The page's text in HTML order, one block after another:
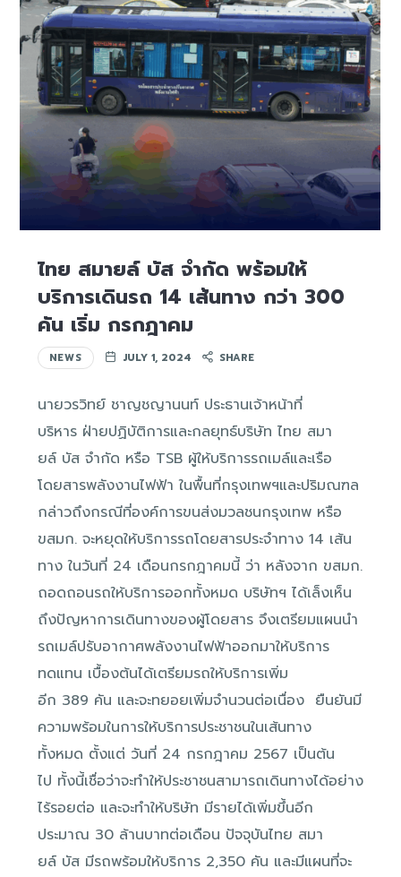
ไทย สมายล์ บัส จำกัด พร้อมให้
บริการเดินรถ 14 เส้นทาง กว่า 300
คัน เริ่ม กรกฎาคม
NEWS JULY 1, 2024 SHARE
นายวรวิทย์ ชาญชญานนท์ ประธานเจ้าหน้าที่
บริหาร ฝ่ายปฏิบัติการและกลยุทธ์บริษัท ไทย สมา
ยล์ บัส จำกัด หรือ TSB ผู้ให้บริการรถเมล์และเรือ
โดยสารพลังงานไฟฟ้า ในพื้นที่กรุงเทพฯและปริมณฑล
กล่าวถึงกรณีที่องค์การขนส่งมวลชนกรุงเทพ หรือ
ขสมก. จะหยุดให้บริการรถโดยสารประจำทาง 14 เส้น
ทาง ในวันที่ 24 เดือนกรกฎาคมนี้ ว่า หลังจาก ขสมก.
ถอดถอนรถให้บริการออกทั้งหมด บริษัทฯ ได้เล็งเห็น
ถึงปัญหาการเดินทางของผู้โดยสาร จึงเตรียมแผนนำ
รถเมล์ปรับอากาศพลังงานไฟฟ้าออกมาให้บริการ
ทดแทน เบื้องต้นได้เตรียมรถให้บริการเพิ่ม
อีก 389 คัน และจะทยอยเพิ่มจำนวนต่อเนื่อง ยืนยันมี
ความพร้อมในการให้บริการประชาชนในเส้นทาง
ทั้งหมด ตั้งแต่ วันที่ 24 กรกฎาคม 2567 เป็นต้น
ไป ทั้งนี้เชื่อว่าจะทำให้ประชาชนสามารถเดินทางได้อย่าง
ไร้รอยต่อ และจะทำให้บริษัท มีรายได้เพิ่มขึ้นอีก
ประมาณ 30 ล้านบาทต่อเดือน ปัจจุบันไทย สมา
ยล์ บัส มีรถพร้อมให้บริการ 2,350 คัน และมีแผนที่จะ